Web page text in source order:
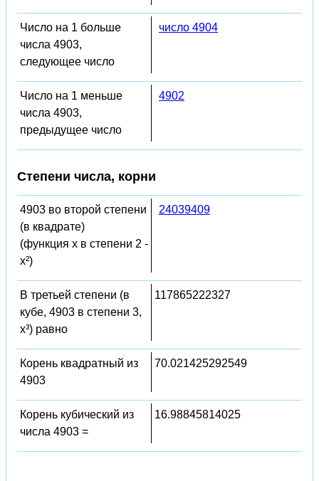
Число на 1 больше
числа 4903,
следующее число
число 4904
Число на 1 меньше
числа 4903,
предыдущее число
4902
Степени числа, корни
4903 во второй степени
(в квадрате)
(функция x в степени 2 -
x²)
24039409
В третьей степени (в
кубе, 4903 в степени 3,
x³) равно
117865222327
Корень квадратный из
4903
70.021425292549
Корень кубический из
числа 4903 =
16.98845814025